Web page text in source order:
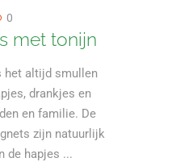
0
met tonijn
het altijd smullen
drankjes en
en familie. De
zijn natuurlijk
de hapjes